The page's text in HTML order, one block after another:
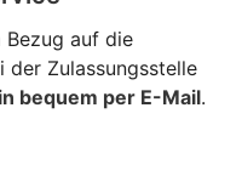
Bezug auf die
der Zulassungsstelle
bequem per E-Mail.